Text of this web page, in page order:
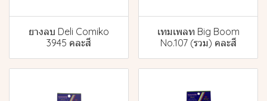
ยางลบ Deli Comiko
3945 คละสี
เทมเพลท Big Boom
No.107 (รวม) คละสี